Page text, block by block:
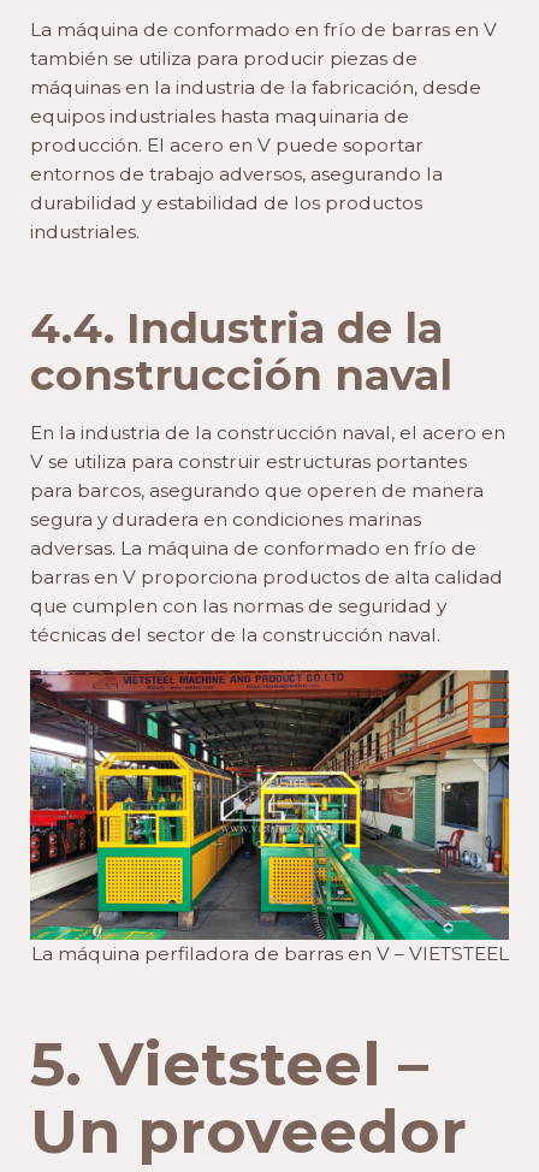
La máquina de conformado en frío de barras en V
también se utiliza para producir piezas de
máquinas en la industria de la fabricación, desde
equipos industriales hasta maquinaria de
producción. El acero en V puede soportar
entornos de trabajo adversos, asegurando la
durabilidad y estabilidad de los productos
industriales.
4.4. Industria de la
construcción naval
En la industria de la construcción naval, el acero en
V se utiliza para construir estructuras portantes
para barcos, asegurando que operen de manera
segura y duradera en condiciones marinas
adversas. La máquina de conformado en frío de
barras en V proporciona productos de alta calidad
que cumplen con las normas de seguridad y
técnicas del sector de la construcción naval.
La máquina perfiladora de barras en V – VIETSTEEL
5. Vietsteel –
Un proveedor